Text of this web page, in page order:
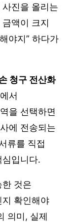
진을 올리는
액이 크지
야지” 하다가
청구 전산화
서
을 선택하면
에 전송되는
류를 직접
입니다.
것은
확인해야
의미, 실제